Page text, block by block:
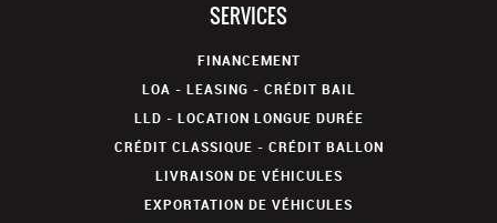
SERVICES
FINANCEMENT
LOA - LEASING - CRÉDIT BAIL
LLD - LOCATION LONGUE DURÉE
CRÉDIT CLASSIQUE - CRÉDIT BALLON
LIVRAISON DE VÉHICULES
EXPORTATION DE VÉHICULES